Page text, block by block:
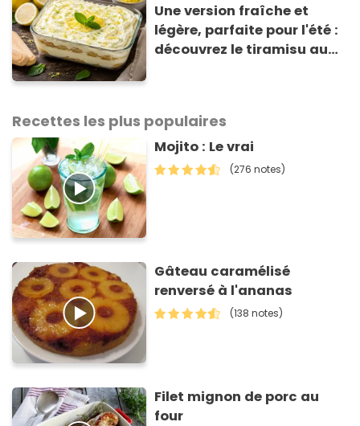
Une version fraîche et
légère, parfaite pour l'été :
découvrez le tiramisu au
Recettes les plus populaires
Mojito : Le vrai
(276 notes)
Gâteau caramélisé
renversé à l'ananas
(138 notes)
Filet mignon de porc au
four